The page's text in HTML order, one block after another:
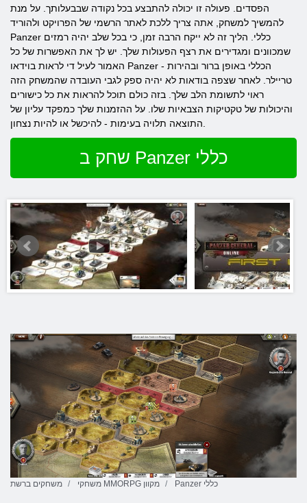
הפסדים. פעולה זו יכולה להתבצע בכל נקודה שבבעלותך. על מנת
להמשיך למשחק, אתה צריך ללכת לאתר הרשמי של הפרויקט ולהוריד
Panzer כללי. הליך זה לא ייקח הרבה זמן, כי בכל שלב יהיה רמזים
שמכוונים ומגדירים את רצף הפעולות שלך. יש לך את האפשרות של כל
האמור לעיל די לראות בוידאו Panzer הכללי באופן ברור ובהירות -
טריילר. לאחר שצפה בודאות לא יהיה ספק לגבי העובדה שהמשחק הזה
ראוי לתשומת הלב שלך. בזה כולם תוכל להראות את כל כישורים
והיכולות של טקטיקות הצבאיות שלו. על ההזמנות שלך כמפקד עליון של
שחק ב Panzer כללי
משחקים ברשת משחקי MMORPG מקוון Panzer כללי